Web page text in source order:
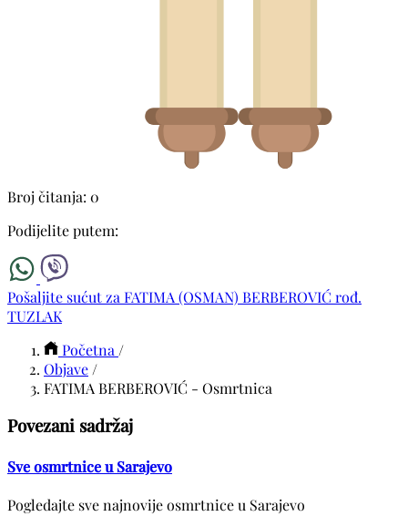
Broj čitanja: 0
Podijelite putem:
Pošaljite sućut za FATIMA (OSMAN) BERBEROVIĆ rođ.
TUZLAK
Početna /
Objave /
FATIMA BERBEROVIĆ - Osmrtnica
Povezani sadržaj
Sve osmrtnice u Sarajevo
Pogledajte sve najnovije osmrtnice u Sarajevo